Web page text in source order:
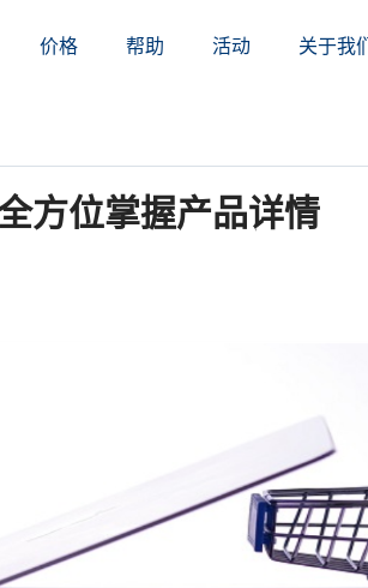
价格 帮助 活动 关于我们
方位掌握产品详情